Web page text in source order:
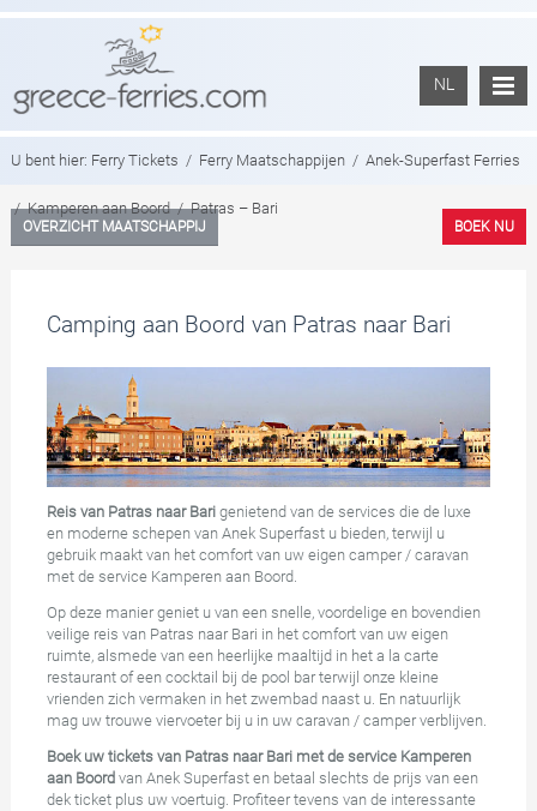
NL
U bent hier: Ferry Tickets / Ferry Maatschappijen / Anek-Superfast Ferries
/ Kamperen aan Boord / Patras – Bari
OVERZICHT MAATSCHAPPIJ BOEK NU
Camping aan Boord van Patras naar Bari
Reis van Patras naar Barigenietend van de services die de luxe
en moderne schepen van Anek Superfast u bieden, terwijl u
gebruik maakt van het comfort van uw eigen camper / caravan
met de service Kamperen aan Boord.
Op deze manier geniet u van een snelle, voordelige en bovendien
veilige reis van Patras naar Bari in het comfort van uw eigen
ruimte, alsmede van een heerlijke maaltijd in het a la carte
restaurant of een cocktail bij de pool bar terwijl onze kleine
vrienden zich vermaken in het zwembad naast u. En natuurlijk
mag uw trouwe viervoeter bij u in uw caravan / camper verblijven.
Boek uw tickets van Patras naar Bari met de service Kamperen
aan Boord van Anek Superfast en betaal slechts de prijs van een
dek ticket plus uw voertuig. Profiteer tevens van de interessante